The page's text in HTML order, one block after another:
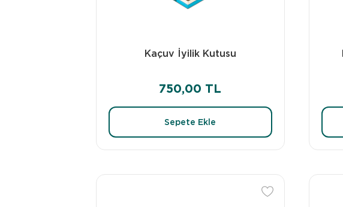
Kaçuv İyilik Kutusu
750,00 TL
Sepete Ekle